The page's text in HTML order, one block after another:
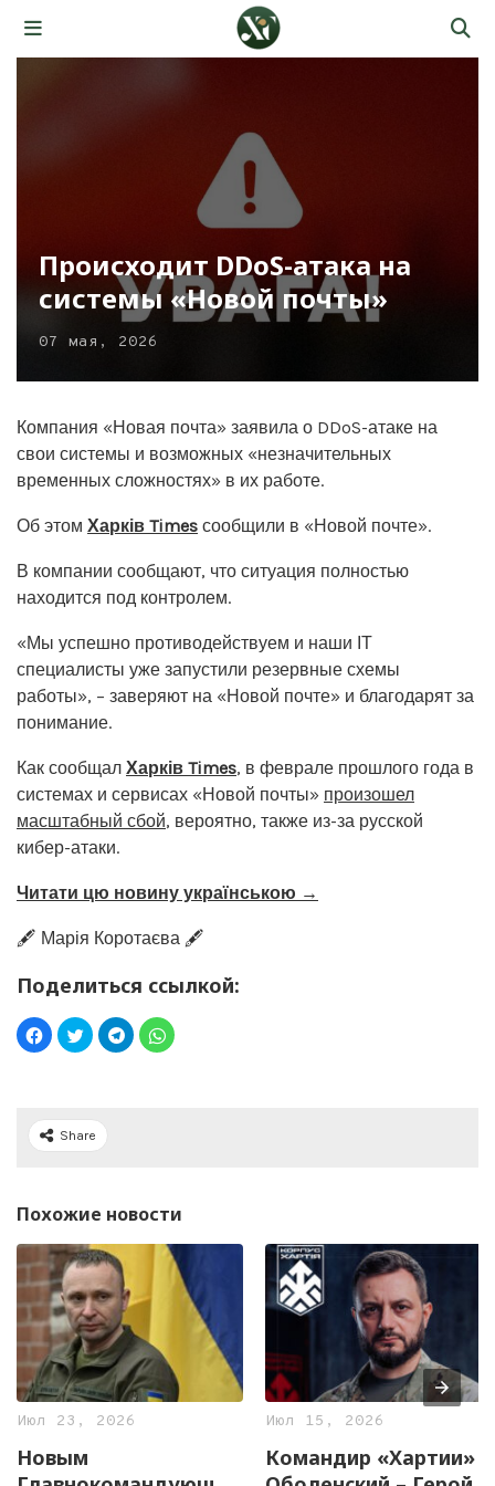
Происходит DDoS-атака на
системы «Новой почты»
07 мая, 2026
Компания «Новая почта» заявила о DDoS-атаке на
свои системы и возможных «незначительных
временных сложностях» в их работе.
Об этом Харків Times сообщили в «Новой почте».
В компании сообщают, что ситуация полностью
находится под контролем.
«Мы успешно противодействуем и наши ІТ
специалисты уже запустили резервные схемы
работы», – заверяют на «Новой почте» и благодарят за
понимание.
Как сообщал Харків Times, в феврале прошлого года в
системах и сервисах «Новой почты» произошел
масштабный сбой, вероятно, также из-за русской
кибер-атаки.
Читати цю новину українською →
🖋️ Марія Коротаєва 🖋️
Поделиться ссылкой:
Share
Похожие новости
Июл 23, 2026
Новым
Июл 15, 2026
Командир «Хартии»